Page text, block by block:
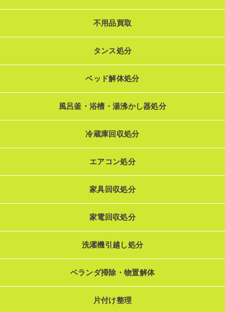
不用品買取
タンス処分
ベッド解体処分
風呂釜・浴槽・湯沸かし器処分
冷蔵庫回収処分
エアコン処分
家具回収処分
家電回収処分
洗濯機引越し処分
ベランダ掃除・物置解体
片付け整理